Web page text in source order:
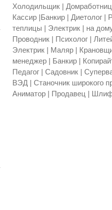
Холодильщик |
Кассир |Банкир | Диетолог |
теплицы | Электрик | на
Проводник | Психолог |
Электрик | Маляр |
менеджер | Банкир |
Педагог | Садовник |
ВЭД | Станочник широкого
Аниматор | Продавец |